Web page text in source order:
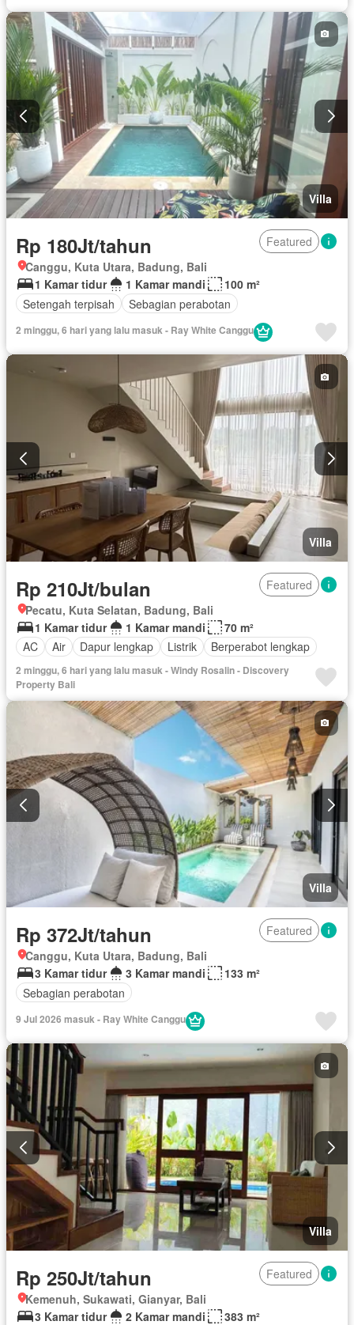
Villa
Rp 180Jt/tahun
Featured
Canggu, Kuta Utara, Badung, Bali
1 Kamar tidur
1 Kamar mandi
100 m²
Setengah terpisah
Sebagian perabotan
2 minggu, 6 hari yang lalu masuk - Ray White Canggu
Villa
Rp 210Jt/bulan
Featured
Pecatu, Kuta Selatan, Badung, Bali
1 Kamar tidur
1 Kamar mandi
70 m²
AC
Air Dapur lengkap Listrik Berperabot lengkap
2 minggu, 6 hari yang lalu masuk - Windy Rosalin - Discovery
Property Bali
Villa
Rp 372Jt/tahun
Featured
Canggu, Kuta Utara, Badung, Bali
3 Kamar tidur
3 Kamar mandi
133 m²
Sebagian perabotan
9 Jul 2026 masuk - Ray White Canggu
Villa
Rp 250Jt/tahun
Featured
Kemenuh, Sukawati, Gianyar, Bali
3 Kamar tidur
2 Kamar mandi
383 m²